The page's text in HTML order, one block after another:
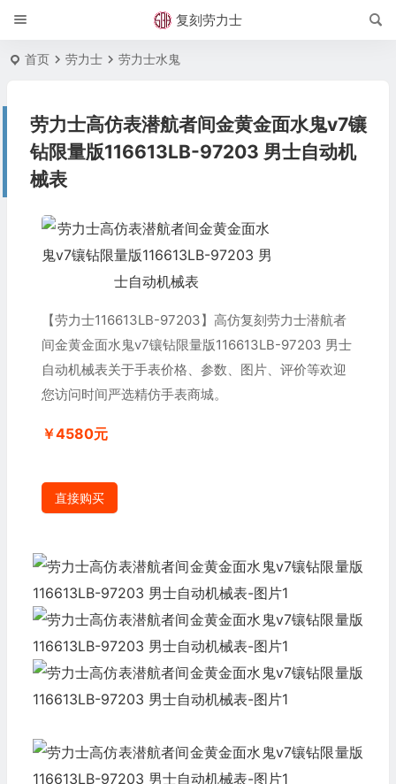
复刻劳力士
首页 劳力士 劳力士水鬼
劳力士高仿表潜航者间金黄金面水鬼v7镶
钻限量版116613LB-97203 男士自动机
械表
【劳力士116613LB-97203】高仿复刻劳力士潜航者
间金黄金面水鬼v7镶钻限量版116613LB-97203 男士
自动机械表关于手表价格、参数、图片、评价等欢迎
您访问时间严选精仿手表商城。
￥4580元
直接购买